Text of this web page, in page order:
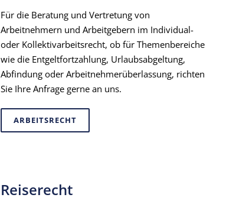
Für die Beratung und Vertretung von
Arbeitnehmern und Arbeitgebern im Individual-
oder Kollektivarbeitsrecht, ob für Themenbereiche
wie die Entgeltfortzahlung, Urlaubsabgeltung,
Abfindung oder Arbeitnehmerüberlassung, richten
Sie Ihre Anfrage gerne an uns.
ARBEITSRECHT
Reiserecht